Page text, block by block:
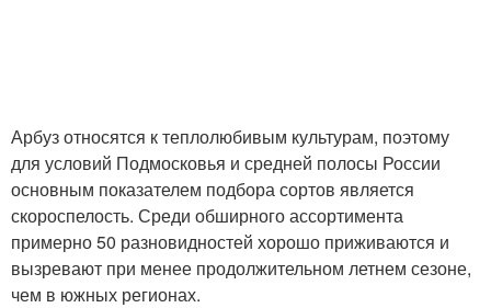
Арбуз относятся к теплолюбивым культурам, поэтому
для условий Подмосковья и средней полосы России
основным показателем подбора сортов является
скороспелость. Среди обширного ассортимента
примерно 50 разновидностей хорошо приживаются и
вызревают при менее продолжительном летнем сезоне,
чем в южных регионах.